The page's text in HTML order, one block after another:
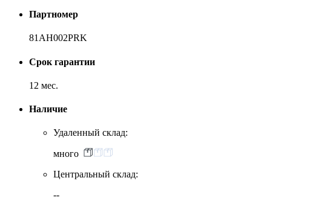
Партномер
81AH002PRK
Срок гарантии
12 мес.
Наличие
Удаленный склад:
много
Центральный склад:
--